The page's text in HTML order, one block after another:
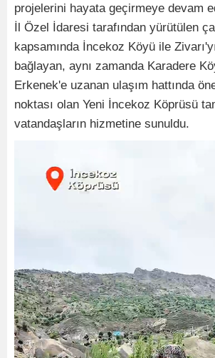
projelerini hayata geçirmeye devam
İl Özel İdaresi tarafından yürütülen
kapsamında İncekoz Köyü ile
bağlayan, aynı zamanda Karadere
Erkenek'e uzanan ulaşım hattında
noktası olan Yeni İncekoz Köprüsü
vatandaşların hizmetine sunuldu.